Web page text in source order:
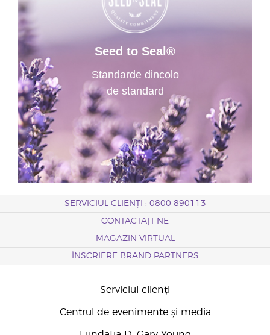
Seed to Seal®
Standarde dincolo
de standard
SERVICIUL CLIENȚI : 0800 890113
CONTACTAȚI-NE
MAGAZIN VIRTUAL
ÎNSCRIERE BRAND PARTNERS
Serviciul clienți
Centrul de evenimente și media